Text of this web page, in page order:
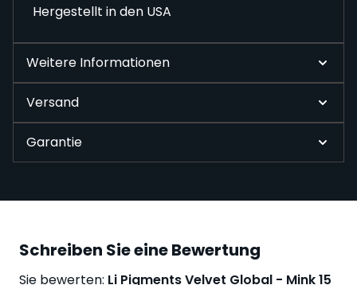
Hergestellt in den USA
Weitere Informationen
Versand
Garantie
Schreiben Sie eine Bewertung
Sie bewerten: Li Pigments Velvet Global - Mink 15